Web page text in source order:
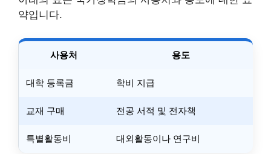
약입니다.
사용처 용도
대학 등록금 학비 지급
교재 구매 전공 서적 및 전자책
특별활동비 대외활동이나 연구비